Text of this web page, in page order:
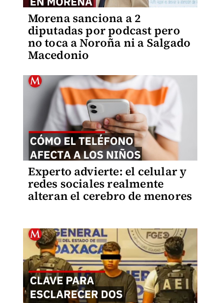
Morena sanciona a 2
diputadas por podcast pero
no toca a Noroña ni a Salgado
Macedonio
Experto advierte: el celular y
redes sociales realmente
alteran el cerebro de menores